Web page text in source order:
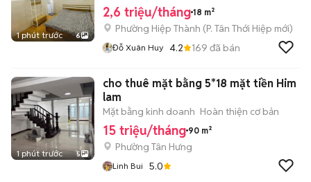
1 phút trước 6
2,6 triệu/tháng 18 m²
Phường Hiệp Thành (P. Tân Thới Hiệp mới)
Đỗ Xuân Huy 4.2 169 đã bán
1 phút trước 5
cho thuê mặt bằng 5*18 mặt tiền Him
lam
Mặt bằng kinh doanh Hoàn thiện cơ bản
15 triệu/tháng 90 m²
Phường Tân Hưng
Linh Bui 5.0